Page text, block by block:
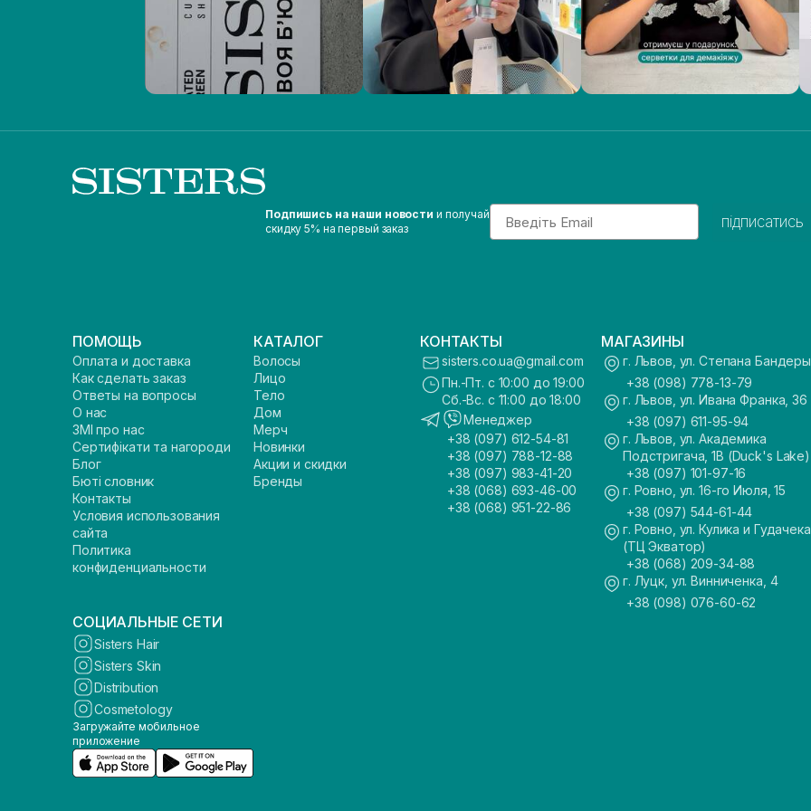
Подпишись на наши новости и получай
скидку 5% на первый заказ
Email
підписатись
ПОМОЩЬ
Оплата и доставка
Как сделать заказ
Ответы на вопросы
О нас
ЗМІ про нас
Сертифікати та нагороди
Блог
Бюті словник
Контакты
Условия использования
сайта
Политика
конфиденциальности
КАТАЛОГ
Волосы
Лицо
Тело
Дом
Мерч
Новинки
Акции и скидки
Бренды
КОНТАКТЫ
sisters.co.ua@gmail.com
Пн.-Пт. с 10:00 до 19:00
Сб.-Вс. с 11:00 до 18:00
Менеджер
+38 (097) 612-54-81
+38 (097) 788-12-88
+38 (097) 983-41-20
+38 (068) 693-46-00
+38 (068) 951-22-86
МАГАЗИНЫ
г. Львов, ул. Степана
+38 (098) 778-13-79
г. Львов, ул. Ивана Франка, 36
+38 (097) 611-95-94
г. Львов, ул. Академика
Подстригача, 1В (Duck's Lake)
+38 (097) 101-97-16
г. Ровно, ул. 16-го Июля, 15
+38 (097) 544-61-44
г. Ровно, ул. Кулика и
(ТЦ Экватор)
+38 (068) 209-34-88
г. Луцк, ул. Винниченка, 4
+38 (098) 076-60-62
СОЦИАЛЬНЫЕ СЕТИ
Sisters Hair
Sisters Skin
Distribution
Cosmetology
Загружайте мобильное
приложение